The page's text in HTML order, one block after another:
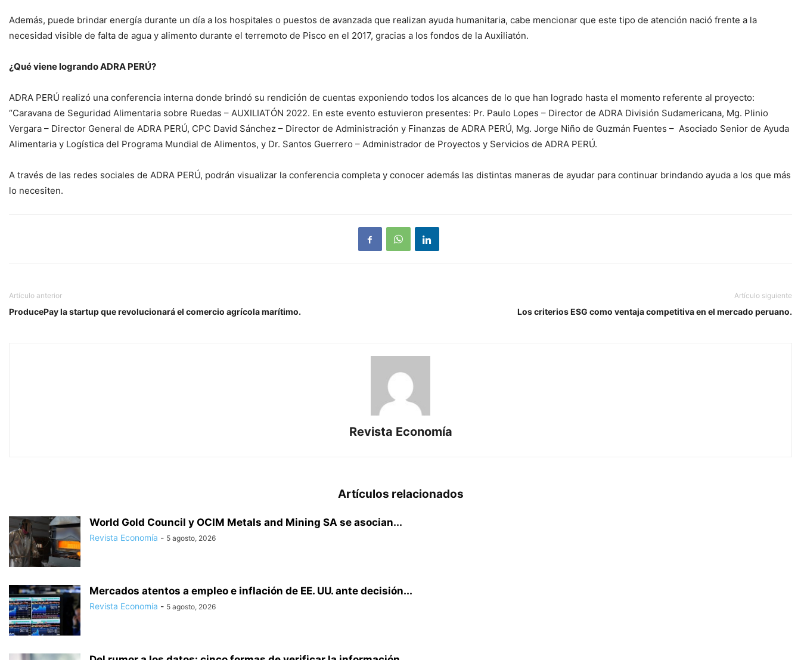
Además, puede brindar energía durante un día a los hospitales o puestos de avanzada que realizan ayuda humanitaria, cabe mencionar que este tipo de atención nació frente a la
necesidad visible de falta de agua y alimento durante el terremoto de Pisco en el 2017, gracias a los fondos de la Auxiliatón.
¿Qué viene logrando ADRA PERÚ?
ADRA PERÚ realizó una conferencia interna donde brindó su rendición de cuentas exponiendo todos los alcances de lo que han logrado hasta el momento referente al proyecto:
“Caravana de Seguridad Alimentaria sobre Ruedas – AUXILIATÓN 2022. En este evento estuvieron presentes: Pr. Paulo Lopes – Director de ADRA División Sudamericana, Mg. Plinio
Vergara – Director General de ADRA PERÚ, CPC David Sánchez – Director de Administración y Finanzas de ADRA PERÚ, Mg. Jorge Niño de Guzmán Fuentes – Asociado Senior de Ayuda
Alimentaria y Logística del Programa Mundial de Alimentos, y Dr. Santos Guerrero – Administrador de Proyectos y Servicios de ADRA PERÚ.
A través de las redes sociales de ADRA PERÚ, podrán visualizar la conferencia completa y conocer además las distintas maneras de ayudar para continuar brindando ayuda a los que más
lo necesiten.
Artículo anterior
ProducePay la startup que revolucionará el comercio agrícola marítimo.
Artículo siguiente
Los criterios ESG como ventaja competitiva en el mercado peruano.
Revista Economía
Artículos relacionados
World Gold Council y OCIM Metals and Mining SA se asocian...
Revista Economía - 5 agosto, 2026
Mercados atentos a empleo e inflación de EE. UU. ante decisión...
Revista Economía - 5 agosto, 2026